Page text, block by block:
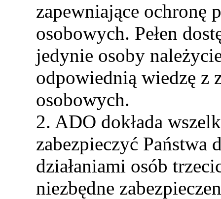
zapewniające ochronę
osobowych. Pełen
jedynie osoby
odpowiednią wiedzę z
osobowych.
2. ADO dokłada
zabezpieczyć Państwa
działaniami osób
niezbędne